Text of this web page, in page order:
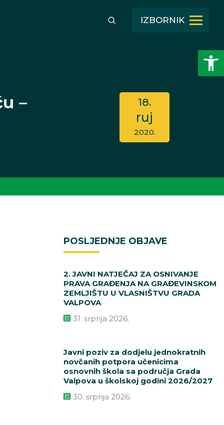
Open toolbar
IZBORNIK
– 18.
ruj
2020.
POSLJEDNJE OBJAVE
2. JAVNI NATJEČAJ ZA OSNIVANJE
PRAVA GRAĐENJA NA GRAĐEVINSKOM
ZEMLJIŠTU U VLASNIŠTVU GRADA
VALPOVA
31. srpnja 2026.
Javni poziv za dodjelu jednokratnih
novčanih potpora učenicima
osnovnih škola sa područja Grada
Valpova u školskoj godini 2026/2027
30. srpnja 2026.